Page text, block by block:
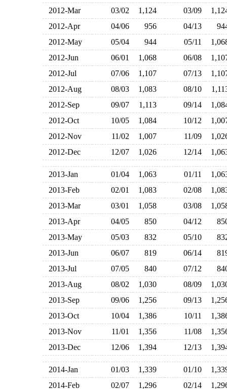
2012-Mar
03/02 1,124 03/09
2012-Apr
04/06 956 04/13
2012-May
05/04 944 05/11
2012-Jun
06/01 1,068 06/08
2012-Jul
07/06 1,107 07/13
2012-Aug
08/03 1,083 08/10
2012-Sep
09/07 1,113 09/14
2012-Oct
10/05 1,084 10/12
2012-Nov
11/02 1,007 11/09
2012-Dec
12/07 1,026 12/14
2013-Jan 01/04 1,063 01/11
2013-Feb
02/01 1,083 02/08
2013-Mar
03/01 1,058 03/08
2013-Apr
04/05 850 04/12
2013-May
05/03 832 05/10
2013-Jun
06/07 819 06/14
2013-Jul
07/05 840 07/12
2013-Aug
08/02 1,030 08/09
2013-Sep
09/06 1,256 09/13
2013-Oct
10/04 1,386 10/11
2013-Nov
11/01 1,356 11/08
2013-Dec
12/06 1,394 12/13
2014-Jan 01/03 1,339 01/10
2014-Feb
02/07 1,296 02/14